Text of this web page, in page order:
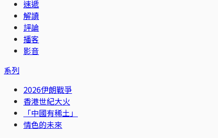
速遞
解讀
評論
播客
影音
系列
2026伊朗戰爭
香港世紀大火
「中國有稀土」
情色的未來